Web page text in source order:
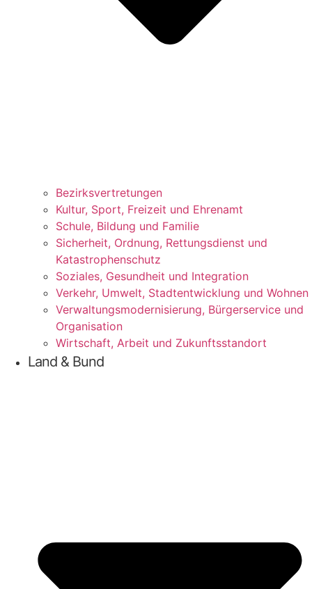
Bezirks­vertretungen
Kul­tur, Sport, Frei­zeit und Ehrenamt
Schu­le, Bil­dung und Familie
Sicher­heit, Ord­nung, Ret­tungs­dienst und
Katastrophenschutz
Sozia­les, Gesund­heit und Integration
Ver­kehr, Umwelt, Stadt­ent­wick­lung und Wohnen
Ver­wal­tungs­mo­der­ni­sie­rung, Bür­ger­ser­vice und
Organisation
Wirt­schaft, Arbeit und Zukunftsstandort
Land & Bund